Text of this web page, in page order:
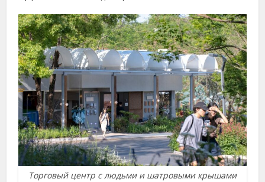
Торговый центр с людьми и шатровыми крышами